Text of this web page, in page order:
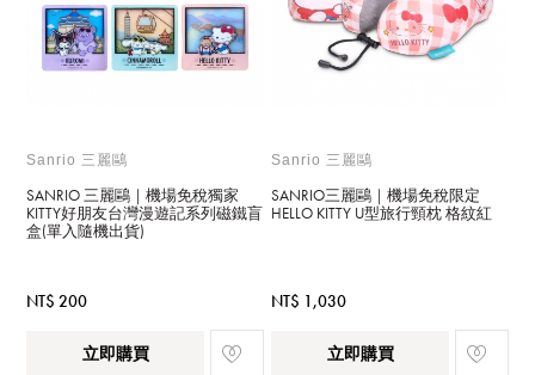
Sanrio 三麗鷗
SANRIO 三麗鷗｜機場免稅獨家
KITTY好朋友台灣漫遊記系列磁鐵盲
盒(單入隨機出貨)
NT$ 200
立即購買
Sanrio 三麗鷗
SANRIO三麗鷗｜機場免稅限定
HELLO KITTY U型旅行頸枕 格紋紅
NT$ 1,030
立即購買